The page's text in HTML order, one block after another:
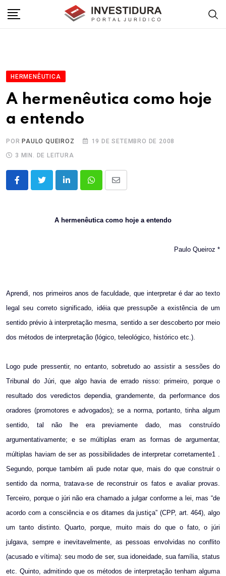
HERMENÊUTICA
A hermenêutica como hoje
a entendo
POR PAULO QUEIROZ
19 DE SETEMBRO DE 2008
3 MIN. DE LEITURA
LinkedInWhatsappShare
A hermenêutica como hoje a entendo
Paulo Queiroz *
Aprendi, nos primeiros anos de faculdade, que interpretar é dar ao texto
legal seu correto significado, idéia que pressupõe a existência de um
sentido prévio à interpretação mesma, sentido a ser descoberto por meio
dos métodos de interpretação (lógico, teleológico, histórico etc.).
Logo pude pressentir, no entanto, sobretudo ao assistir a sessões do
Tribunal do Júri, que algo havia de errado nisso: primeiro, porque o
resultado dos veredictos dependia, grandemente, da performance dos
oradores (promotores e advogados); se a norma, portanto, tinha algum
sentido, tal não lhe era previamente dado, mas construído
argumentativamente; e se múltiplas eram as formas de argumentar,
múltiplas haviam de ser as possibilidades de interpretar corretamente1 .
Segundo, porque também ali pude notar que, mais do que construir o
sentido da norma, tratava-se de reconstruir os fatos e avaliar provas.
Terceiro, porque o júri não era chamado a julgar conforme a lei, mas “de
acordo com a consciência e os ditames da justiça” (CPP, art. 464), algo
um tanto distinto. Quarto, porque, muito mais do que o fato, o júri
julgava, sempre e inevitavelmente, as pessoas envolvidas no conflito
(acusado e vítima): seu modo de ser, sua idoneidade, sua família, status
etc. Quinto, admitindo que os métodos de interpretação tenham alguma